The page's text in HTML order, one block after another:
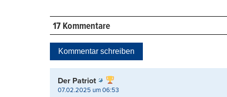
17 Kommentare
Kommentar schreiben
Der Patriot
07.02.2025 um 06:53